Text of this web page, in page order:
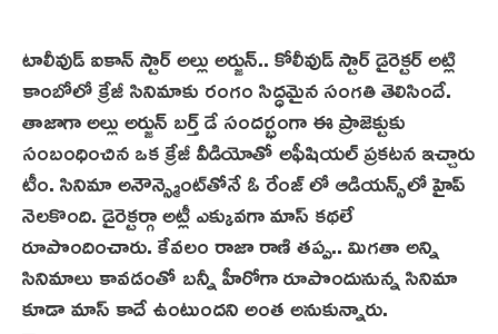
టాలీవుడ్ ఐకాన్ స్టార్ అల్లు అర్జున్.. కోలీవుడ్ స్టార్ డైరెక్టర్ అట్లి
కాంబోలో క్రేజీ సినిమాకు రంగం సిద్ధమైన సంగతి తెలిసిందే.
తాజాగా అల్లు అర్జున్ బర్త్ డే సందర్భంగా ఈ ప్రాజెక్టుకు
సంబంధించిన ఒక క్రేజీ వీడియోతో అఫీషియల్ ప్రకటన ఇచ్చారు
టీం. సినిమా అనౌన్స్మెంట్‌తోనే ఓ రేంజ్ లో ఆడియన్స్‌లో హైప్‌
నెలకొంది. డైరెక్టర్గా అట్లీ ఎక్కువగా మాస్ కథ‌లే
రూపొందించారు. కేవలం రాజా రాణి తప్ప.. మిగతా అన్ని
సినిమాలు కావడంతో బన్నీ హీరోగా రూపొందునున్న సినిమా
కూడా మాస్ కాదే ఉంటుందని అంత అనుకున్నారు.